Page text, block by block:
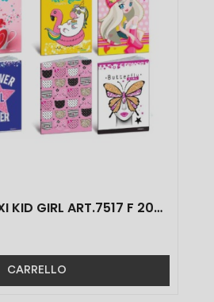
GIRL ART.7517 F 20+1
CARRELLO